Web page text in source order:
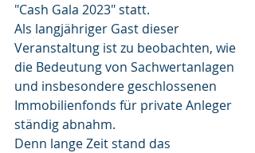
"Cash Gala 2023" statt.
Als langjähriger Gast dieser
Veranstaltung ist zu beobachten, wie
die Bedeutung von Sachwertanlagen
und insbesondere geschlossenen
Immobilienfonds für private Anleger
ständig abnahm.
Denn lange Zeit stand das